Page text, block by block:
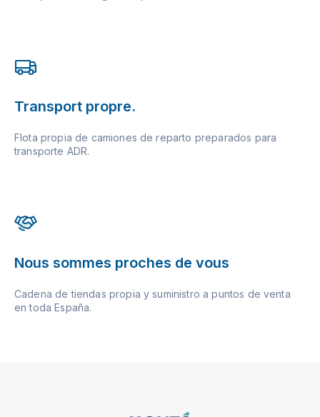
Transport propre.
Flota propia de camiones de reparto preparados para
transporte ADR.
Nous sommes proches de vous
Cadena de tiendas propia y suministro a puntos de venta
en toda España.